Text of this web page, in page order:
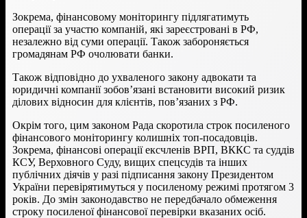
Зокрема, фінансовому моніторингу підлягатимуть
операції за участю компаній, які зареєстровані в РФ,
незалежно від суми операції. Також забороняється
громадянам РФ очолювати банки.
Також відповідно до ухваленого закону адвокати та
юридичні компанії зобов’язані встановити високий ризик
ділових відносин для клієнтів, пов’язаних з РФ.
Окрім того, цим законом Рада скоротила строк посиленого
фінансового моніторингу колишніх топ-посадовців.
Зокрема, фінансові операції ексчленів ВРП, ВККС та суддів
КСУ, Верховного Суду, вищих спецсудів та інших
публічних діячів у разі підписання закону Президентом
України перевірятимуться у посиленому режимі протягом 3
років. До змін законодавство не передбачало обмеження
строку посиленої фінансової перевірки вказаних осіб.